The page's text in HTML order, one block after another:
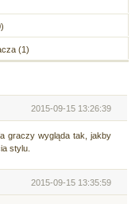
(1)
2015-09-15 13:26:39
graczy wygląda tak, jakby
stylu.
2015-09-15 13:35:59